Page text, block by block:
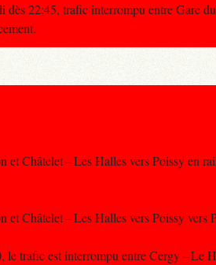
dès 22:45, trafic interrompu entre Gare
et Châtelet – Les Halles vers Poissy en
Châtelet – Les Halles vers Poissy vers
le trafic est interrompu entre Cergy – Le